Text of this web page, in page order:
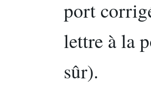
port
lettre à la
sûr).